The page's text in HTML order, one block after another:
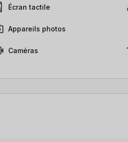
Écran tactile
Appareils photos
Caméras